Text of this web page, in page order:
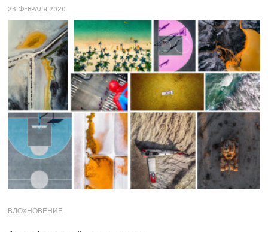
23 ФЕВРАЛЯ 2020
ВДОХНОВЕНИЕ